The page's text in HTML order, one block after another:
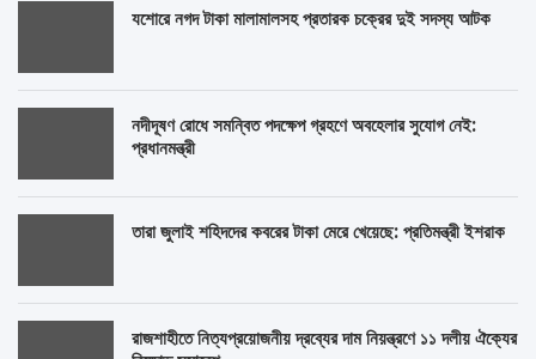
যশোরে নগদ টাকা মালামালসহ প্রতারক চক্রের দুই সদস্য আটক
নদীদূষণ রোধে সমন্বিত পদক্ষেপ গ্রহণে অবহেলার সুযোগ নেই:
প্রধানমন্ত্রী
তারা জুলাই শহিদদের কবরের টাকা মেরে খেয়েছে: প্রতিমন্ত্রী ইশরাক
রাজশাহীতে নিত্যপ্রয়োজনীয় দ্রব্যের দাম নিয়ন্ত্রণে ১১ দলীয় ঐক্যের